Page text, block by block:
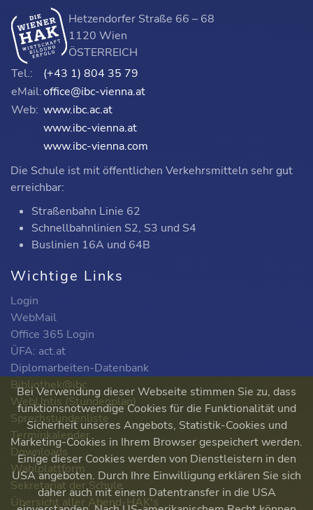
Hetzendorfer Straße 66 – 68
1120 Wien
ÖSTERREICH
Tel.:
(+43 1) 804 35 79
eMail:office@ibc-vienna.at
Web: www.ibc.ac.at
www.ibc-vienna.at
www.ibc-vienna.com
Die Schule ist mit öffentlichen Verkehrsmitteln sehr gut
erreichbar:
Straßenbahn Linie 62
Schnellbahnlinien S2, S3 und S4
Buslinien 16A und 64B
Wichtige Links
Login
WebMail
Office 365 Login
ÜFA: act.at
Diplomarbeiten-Datenbank
Bibliothek@ibc
WebUntis (Stundenplan)
Sprechstundenliste
Terminkalender
Downloads
Wahlplattform
Sekretariat der Schule
Übersicht aller Abend-HAK's
Bei Verwendung dieser Webseite stimmen Sie zu, dass
funktionsnotwendige Cookies für die Funktionalität und
Sicherheit unseres Angebots, Statistik-Cookies und
Marketing-Cookies in Ihrem Browser gespeichert werden.
Einige dieser Cookies werden von Dienstleistern in den
USA angeboten. Durch Ihre Einwilligung erklären Sie sich
daher auch mit einem Datentransfer in die USA